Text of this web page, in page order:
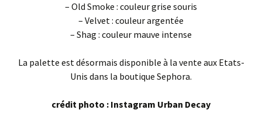
– Old Smoke : couleur grise souris
– Velvet : couleur argentée
– Shag : couleur mauve intense
La palette est désormais disponible à la vente aux Etats-
Unis dans la boutique Sephora.
crédit photo : Instagram Urban Decay